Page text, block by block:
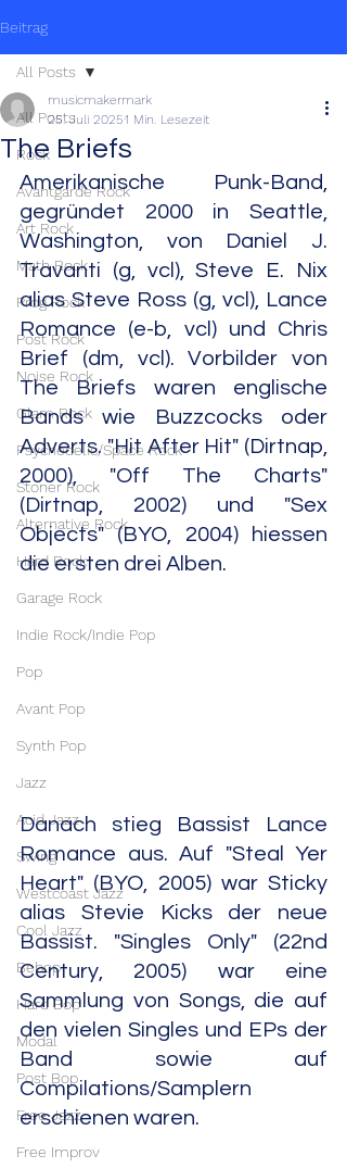
Beitrag
All Posts
Rock
Avantgarde Rock
Art Rock
Math Rock
Prog Rock
Post Rock
Noise Rock
Glam Rock
Psychedelic/Space Rock
Stoner Rock
Alternative Rock
Hard Rock
Garage Rock
Indie Rock/Indie Pop
Pop
Avant Pop
Synth Pop
Jazz
Acid Jazz
Swing
Westcoast Jazz
Cool Jazz
Bebop
Hard Bop
Modal
Post Bop
Free Jazz
Free Improv
All Posts
The Briefs
musicmakermark
25. Juli 20251 Min. Lesezeit
Amerikanische Punk-Band,
gegründet 2000 in Seattle,
Washington, von Daniel J.
Travanti (g, vcl), Steve E. Nix
alias Steve Ross (g, vcl), Lance
Romance (e-b, vcl) und Chris
Brief (dm, vcl). Vorbilder von
The Briefs waren englische
Bands wie Buzzcocks oder
Adverts. "Hit After Hit" (Dirtnap,
2000), "Off The Charts"
(Dirtnap, 2002) und "Sex
Objects" (BYO, 2004) hiessen
die ersten drei Alben.
Danach stieg Bassist Lance
Romance aus. Auf "Steal Yer
Heart" (BYO, 2005) war Sticky
alias Stevie Kicks der neue
Bassist. "Singles Only" (22nd
Century, 2005) war eine
Sammlung von Songs, die auf
den vielen Singles und EPs der
Band sowie auf
Compilations/Samplern
erschienen waren.